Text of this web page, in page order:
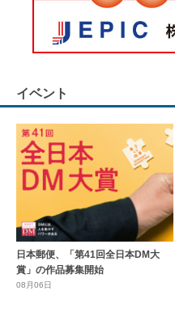
イベント
日本郵便、「第41回全日本DM大
賞」の作品募集開始
08月06日